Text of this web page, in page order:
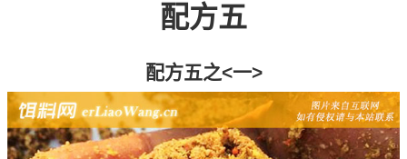
配方五
配方五之<一>